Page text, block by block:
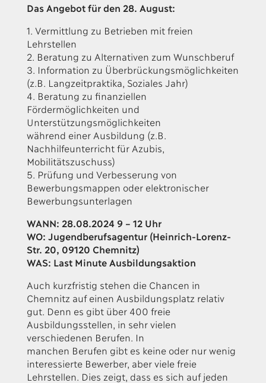
Das Angebot für den 28. August:
1. Vermittlung zu Betrieben mit freien
Lehrstellen
2. Beratung zu Alternativen zum Wunschberuf
3. Information zu Überbrückungsmöglichkeiten
(z.B. Langzeitpraktika, Soziales Jahr)
4. Beratung zu finanziellen
Fördermöglichkeiten und
Unterstützungsmöglichkeiten
während einer Ausbildung (z.B.
Nachhilfeunterricht für Azubis,
Mobilitätszuschuss)
5. Prüfung und Verbesserung von
Bewerbungsmappen oder elektronischer
Bewerbungsunterlagen
WANN: 28.08.2024 9 – 12 Uhr
WO: Jugendberufsagentur (Heinrich-Lorenz-
Str. 20, 09120 Chemnitz)
WAS: Last Minute Ausbildungsaktion
Auch kurzfristig stehen die Chancen in
Chemnitz auf einen Ausbildungsplatz relativ
gut. Denn es gibt über 400 freie
Ausbildungsstellen, in sehr vielen
verschiedenen Berufen. In
manchen Berufen gibt es keine oder nur wenig
interessierte Bewerber, aber viele freie
Lehrstellen. Dies zeigt, dass es sich auf jeden